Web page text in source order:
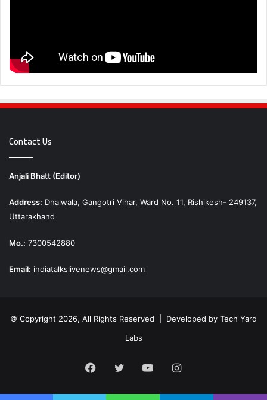
Contact Us
Anjali Bhatt (Editor)
Address: Dhalwala, Gangotri Vihar, Ward No. 11, Rishikesh- 249137,
Uttarakhand
Mo.: 7300542880
Email: indiatalkslivenews@gmail.com
© Copyright 2026, All Rights Reserved | Developed by Tech Yard
Labs
Facebook
Twitter YouTubeInstagram